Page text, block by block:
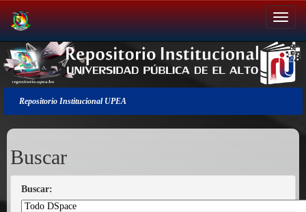
Salir
de
la
navegación
Repositorio Institucional UPEA
Buscar
Buscar: